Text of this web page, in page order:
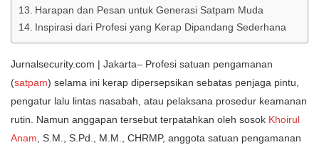
Harapan dan Pesan untuk Generasi Satpam Muda
Inspirasi dari Profesi yang Kerap Dipandang Sederhana
Jurnalsecurity.com | Jakarta– Profesi satuan pengamanan
(satpam) selama ini kerap dipersepsikan sebatas penjaga pintu,
pengatur lalu lintas nasabah, atau pelaksana prosedur keamanan
rutin. Namun anggapan tersebut terpatahkan oleh sosok Khoirul
Anam, S.M., S.Pd., M.M., CHRMP, anggota satuan pengamanan